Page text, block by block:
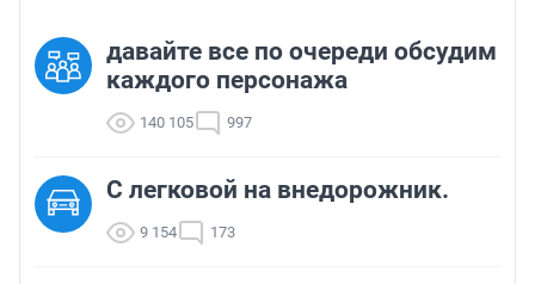
давайте все по очереди обсудим
каждого персонажа
140 105 997
C легковой на внедорожник.
9 154 173